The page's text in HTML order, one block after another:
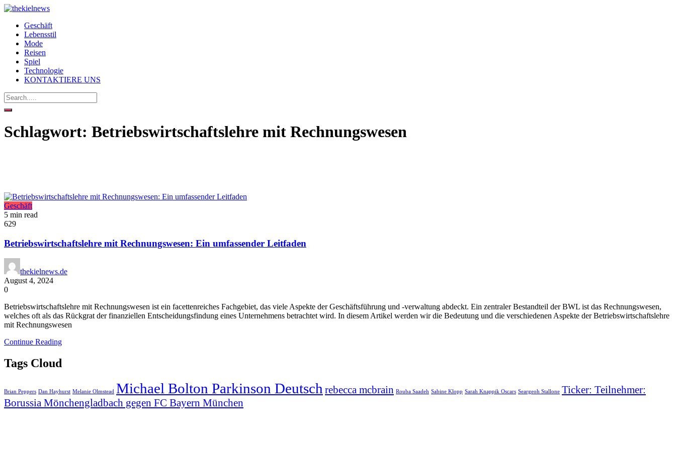
Geschäft
Lebensstil
Mode
Reisen
Spiel
Technologie
KONTAKTIERE UNS
Schlagwort: Betriebswirtschaftslehre mit Rechnungswesen
Geschäft
5 min read
629
Betriebswirtschaftslehre mit Rechnungswesen: Ein umfassender Leitfaden
thekielnews.de
August 4, 2024
0
Betriebswirtschaftslehre mit Rechnungswesen ist ein facettenreiches Fachgebiet, das viele Aspekte der Geschäftsführung und -verwaltung abdeckt. Ein zentraler Bestandteil der BWL ist das Rechnungswesen,
welches oft als das Rückgrat der finanziellen Entscheidungsfindung eines Unternehmens betrachtet wird. In diesem Artikel werden wir die Bedeutung und die verschiedenen Aspekte der Betriebswirtschaftslehre
mit Rechnungswesen
Continue Reading
Tags Cloud
Brian Peppers Dan Hayhurst Melanie Olmstead Michael Bolton Parkinson Deutsch rebecca mcbrain Rouba Saadeh Sabine Klopp Sarah Knappik Oscars Seargeoh Stallone Ticker: Teilnehmer:
Borussia Mönchengladbach gegen FC Bayern München